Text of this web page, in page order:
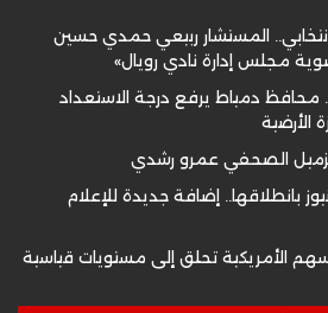
المستشار ربيعي حمدي حسين
مجلس إدارة نادي رويال»
محافظ دمياط يرفع درجة الاستعداد
الأرضية
الصحفي عمرو رشدي
بانطلاقها.. إضافة جديدة للإعلام
الأمريكية تحلق إلى مستويات قياسية